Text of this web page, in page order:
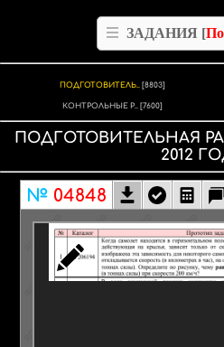
ЗАДАНИЯ [
ПОДГОТОВИТЕЛЬ.. [8803]
КОНТРОЛЬНЫЕ Р.. [7600]
ПОДГОТОВИТЕЛЬНАЯ
2012
№ 04848